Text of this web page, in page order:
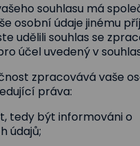
souhlasu má
osobní údaje jinému
udělili souhlas se
účel uvedený v
zpracovává vaše
práva:
tedy být informováni o
údajů;